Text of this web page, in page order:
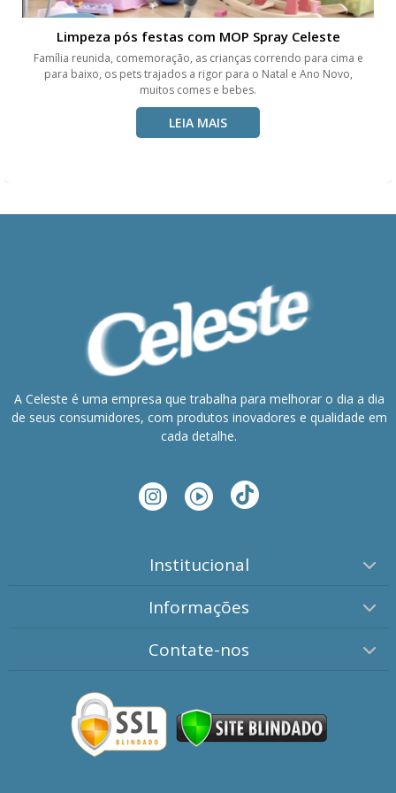
Limpeza pós festas com MOP Spray Celeste
Família reunida, comemoração, as crianças correndo para cima e
para baixo, os pets trajados a rigor para o Natal e Ano Novo,
muitos comes e bebes.
LEIA MAIS
A Celeste é uma empresa que trabalha para melhorar o dia a dia
de seus consumidores, com produtos inovadores e qualidade em
cada detalhe.
Institucional
Informações
Contate-nos
Atendimento 1